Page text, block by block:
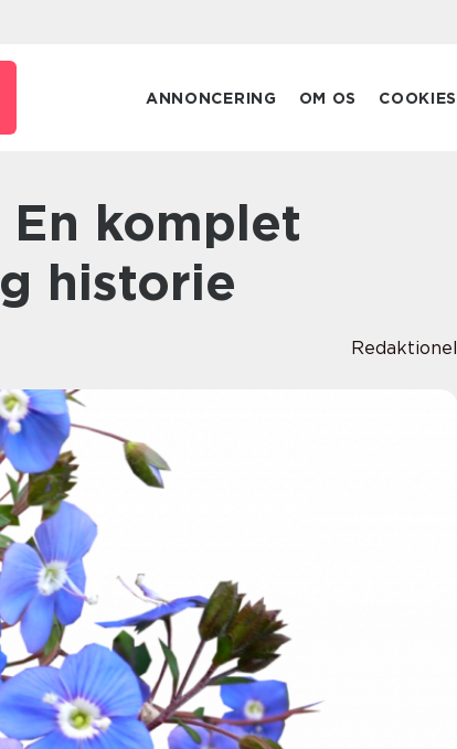
ANNONCERING OM OS COOKIES
historie
Redaktionel